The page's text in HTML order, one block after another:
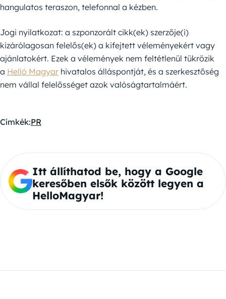
hangulatos teraszon, telefonnal a kézben.
Jogi nyilatkozat: a szponzorált cikk(ek) szerzője(i)
kizárólagosan felelős(ek) a kifejtett véleményekért vagy
ajánlatokért. Ezek a vélemények nem feltétlenül tükrözik
a Helló Magyar hivatalos álláspontját, és a szerkesztőség
nem vállal felelősséget azok valóságtartalmáért.
Címkék:PR
Itt állíthatod be, hogy a Google
keresőben elsők között legyen a
HelloMagyar!